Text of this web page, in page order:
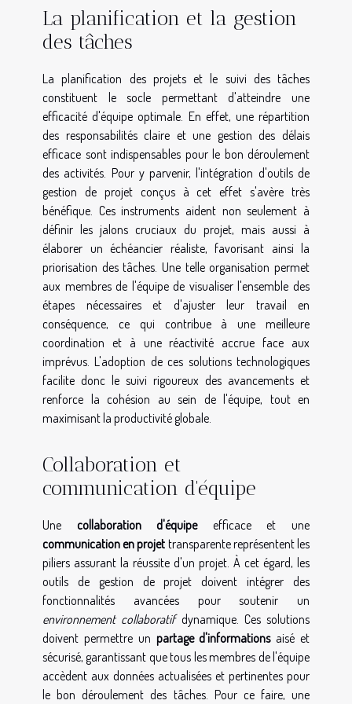
La planification et la gestion
des tâches
La planification des projets et le suivi des tâches
constituent le socle permettant d'atteindre une
efficacité d'équipe optimale. En effet, une répartition
des responsabilités claire et une gestion des délais
efficace sont indispensables pour le bon déroulement
des activités. Pour y parvenir, l'intégration d'outils de
gestion de projet conçus à cet effet s'avère très
bénéfique. Ces instruments aident non seulement à
définir les jalons cruciaux du projet, mais aussi à
élaborer un échéancier réaliste, favorisant ainsi la
priorisation des tâches. Une telle organisation permet
aux membres de l'équipe de visualiser l'ensemble des
étapes nécessaires et d'ajuster leur travail en
conséquence, ce qui contribue à une meilleure
coordination et à une réactivité accrue face aux
imprévus. L'adoption de ces solutions technologiques
facilite donc le suivi rigoureux des avancements et
renforce la cohésion au sein de l'équipe, tout en
maximisant la productivité globale.
Collaboration et
communication d'équipe
Une collaboration d'équipeefficace et une
communication en projet transparente représentent les
piliers assurant la réussite d'un projet. À cet égard, les
outils de gestion de projet doivent intégrer des
fonctionnalités avancées pour soutenir un
environnement collaboratifdynamique. Ces solutions
doivent permettre un partage d'informationsaisé et
sécurisé, garantissant que tous les membres de l'équipe
accèdent aux données actualisées et pertinentes pour
le bon déroulement des tâches. Pour ce faire, une